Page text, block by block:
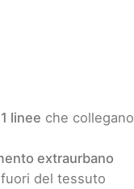
1 linee che collegano
extraurbano
del tessuto